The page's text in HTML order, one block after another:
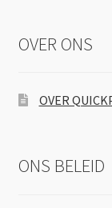
OVER ONS
OVER
ONS BELEID